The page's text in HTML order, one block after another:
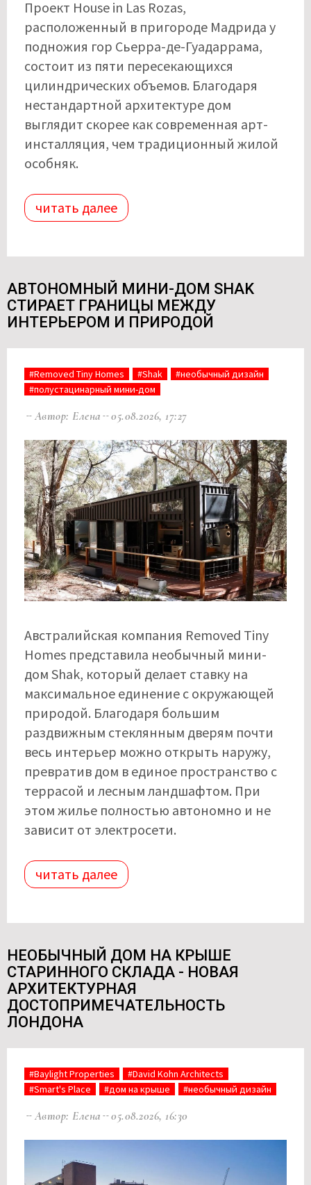
Проект House in Las Rozas,
расположенный в пригороде Мадрида у
подножия гор Сьерра-де-Гуадаррама,
состоит из пяти пересекающихся
цилиндрических объемов. Благодаря
нестандартной архитектуре дом
выглядит скорее как современная арт-
инсталляция, чем традиционный жилой
особняк.
читать далее
АВТОНОМНЫЙ МИНИ-ДОМ SHAK
СТИРАЕТ ГРАНИЦЫ МЕЖДУ
ИНТЕРЬЕРОМ И ПРИРОДОЙ
#Removed Tiny Homes #Shak
#необычный дизайн
#полустацинарный мини-дом
Автор: Елена 05.08.2026, 17:27
Австралийская компания Removed Tiny
Homes представила необычный мини-
дом Shak, который делает ставку на
максимальное единение с окружающей
природой. Благодаря большим
раздвижным стеклянным дверям почти
весь интерьер можно открыть наружу,
превратив дом в единое пространство с
террасой и лесным ландшафтом. При
этом жилье полностью автономно и не
зависит от электросети.
читать далее
НЕОБЫЧНЫЙ ДОМ НА КРЫШЕ
СТАРИННОГО СКЛАДА - НОВАЯ
АРХИТЕКТУРНАЯ
ДОСТОПРИМЕЧАТЕЛЬНОСТЬ
ЛОНДОНА
#Baylight Properties
#David Kohn Architects
#Smart's Place
#дом на крыше #необычный дизайн
Автор: Елена 05.08.2026, 16:30